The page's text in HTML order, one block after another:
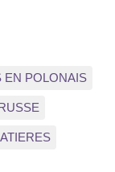
EN POLONAIS